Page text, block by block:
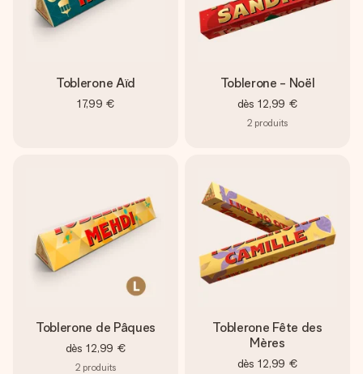
Toblerone Aïd
17,99 €
Toblerone - Noël
dès 12,99 €
2 produits
Toblerone de Pâques
dès 12,99 €
2 produits
Toblerone Fête des
Mères
dès 12,99 €